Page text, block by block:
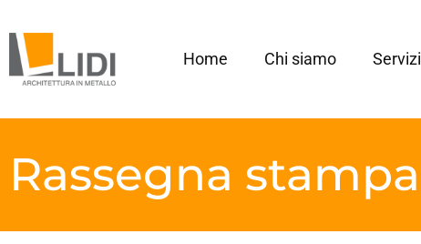
Home Chi siamo Servizi
Rassegna stampa